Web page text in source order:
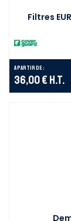
Filtres
A partir de :
36,00 € H.T.